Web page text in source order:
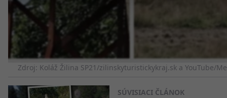
Zdroj: Koláž Žilina SP21/zilinskyturistickykraj.sk a YouTube/
SÚVISIACI ČLÁNOK